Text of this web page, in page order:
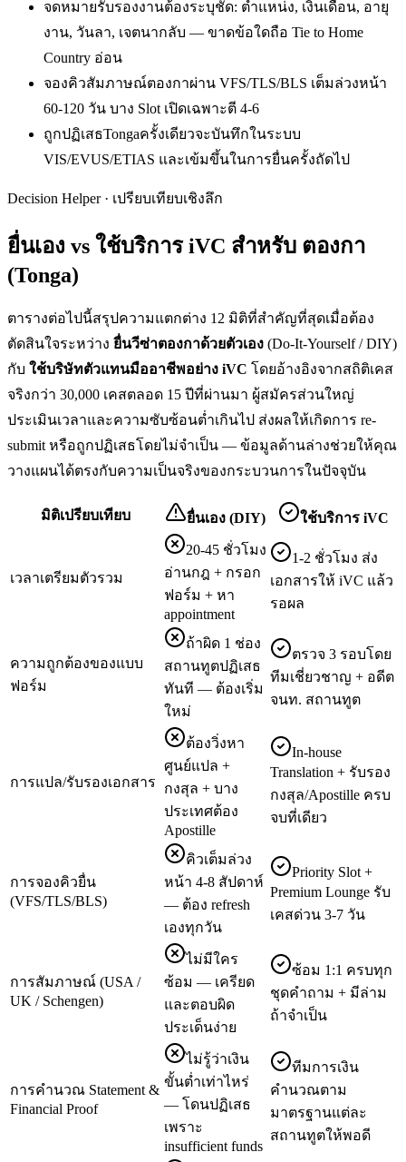
จดหมายรับรองงานต้องระบุชัด: ตำแหน่ง, เงินเดือน, อายุ
งาน, วันลา, เจตนากลับ — ขาดข้อใดถือ Tie to Home
Country อ่อน
จองคิวสัมภาษณ์ตองกาผ่าน VFS/TLS/BLS เต็มล่วงหน้า
60-120 วัน บาง Slot เปิดเฉพาะตี 4-6
ถูกปฏิเสธTongaครั้งเดียวจะบันทึกในระบบ
VIS/EVUS/ETIAS และเข้มขึ้นในการยื่นครั้งถัดไป
Decision Helper · เปรียบเทียบเชิงลึก
ยื่นเอง vs ใช้บริการ iVC สำหรับ ตองกา
(Tonga)
ตารางต่อไปนี้สรุปความแตกต่าง 12 มิติที่สำคัญที่สุดเมื่อต้อง
ตัดสินใจระหว่าง ยื่นวีซ่าตองกาด้วยตัวเอง (Do-It-Yourself / DIY)
กับ ใช้บริษัทตัวแทนมืออาชีพอย่าง iVC โดยอ้างอิงจากสถิติเคส
จริงกว่า 30,000 เคสตลอด 15 ปีที่ผ่านมา ผู้สมัครส่วนใหญ่
ประเมินเวลาและความซับซ้อนต่ำเกินไป ส่งผลให้เกิดการ re-
submit หรือถูกปฏิเสธโดยไม่จำเป็น — ข้อมูลด้านล่างช่วยให้คุณ
วางแผนได้ตรงกับความเป็นจริงของกระบวนการในปัจจุบัน
มิติเปรียบเทียบ ยื่นเอง (DIY) ใช้บริการ iVC
เวลาเตรียมตัวรวม
20-45 ชั่วโมง
อ่านกฎ + กรอก
ฟอร์ม + หา
appointment
1-2 ชั่วโมง ส่ง
เอกสารให้ iVC แล้ว
รอผล
ความถูกต้องของแบบ
ฟอร์ม
ถ้าผิด 1 ช่อง
สถานทูตปฏิเสธ
ทันที — ต้องเริ่ม
ใหม่
ตรวจ 3 รอบโดย
ทีมเชี่ยวชาญ + อดีต
จนท. สถานทูต
การแปล/รับรองเอกสาร
ต้องวิ่งหา
ศูนย์แปล +
กงสุล + บาง
ประเทศต้อง
Apostille
In-house
Translation + รับรอง
กงสุล/Apostille ครบ
จบที่เดียว
การจองคิวยื่น
(VFS/TLS/BLS)
คิวเต็มล่วง
หน้า 4-8 สัปดาห์
— ต้อง refresh
เองทุกวัน
Priority Slot +
Premium Lounge รับ
เคสด่วน 3-7 วัน
การสัมภาษณ์ (USA /
UK / Schengen)
ไม่มีใคร
ซ้อม — เครียด
และตอบผิด
ประเด็นง่าย
ซ้อม 1:1 ครบทุก
ชุดคำถาม + มีล่าม
ถ้าจำเป็น
การคำนวณ Statement &
Financial Proof
ไม่รู้ว่าเงิน
ขั้นต่ำเท่าไหร่
— โดนปฏิเสธ
เพราะ
insufficient funds
ทีมการเงิน
คำนวณตาม
มาตรฐานแต่ละ
สถานทูตให้พอดี